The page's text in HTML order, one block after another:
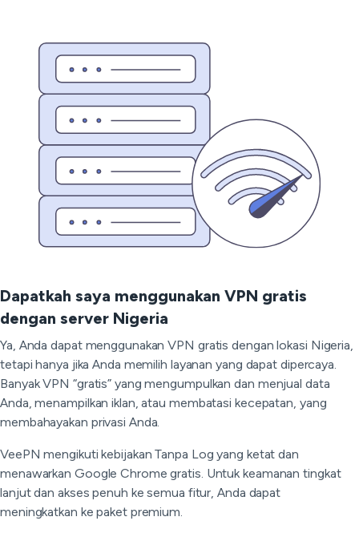
Dapatkah saya menggunakan VPN gratis
dengan server Nigeria
Ya, Anda dapat menggunakan VPN gratis dengan lokasi Nigeria,
tetapi hanya jika Anda memilih layanan yang dapat dipercaya.
Banyak VPN “gratis” yang mengumpulkan dan menjual data
Anda, menampilkan iklan, atau membatasi kecepatan, yang
membahayakan privasi Anda.
VeePN mengikuti kebijakan Tanpa Log yang ketat dan
menawarkan Google Chrome gratis. Untuk keamanan tingkat
lanjut dan akses penuh ke semua fitur, Anda dapat
meningkatkan ke paket premium.